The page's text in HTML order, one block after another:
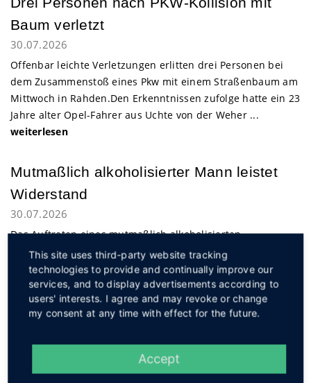
Baum verletzt
30.07.2026
Offenbar leichte Verletzungen erlitten drei Personen bei
dem Zusammenstoß eines Pkw mit einem Straßenbaum am
Mittwoch in Rahden.Den Erkenntnissen zufolge hatte ein 23
Jahre alter Opel-Fahrer aus Uchte von der Weher ...
weiterlesen
Mutmaßlich alkoholisierter Mann leistet
Widerstand
30.07.2026
Das Auftreten eines mutmaßlich alkoholisierten
Autofahrers hat am Dienstagmittag an der Büttendorfer
Straße in Hüllhorst-Oberbauerschaft eine Polizeikontrolle
nach sich gezogen. Im Verlauf der Maßnahmen zeigte ...
weiterlesen
Barre braut das beste Pilsener
This site uses third-party website tracking
technologies to provide and continually improve our
services, and to display advertisements according to
users' interests. I agree and may revoke or change
my consent at any time with effect for the future.
Accept